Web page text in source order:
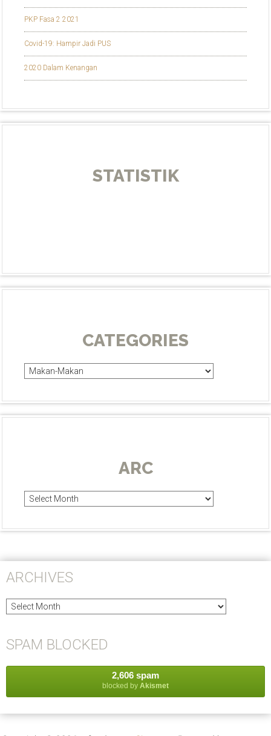
PKP Fasa 2 2021
Covid-19: Hampir Jadi PUS
2020 Dalam Kenangan
STATISTIK
CATEGORIES
Categories
ARC
Arc
ARCHIVES
Archives
SPAM BLOCKED
2,606 spam
blocked by Akismet